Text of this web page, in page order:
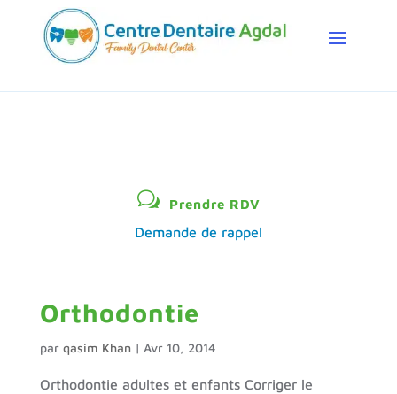
w Prendre RDV
Demande de rappel
Orthodontie
par qasim Khan| Avr 10, 2014
Orthodontie adultes et enfants Corriger le